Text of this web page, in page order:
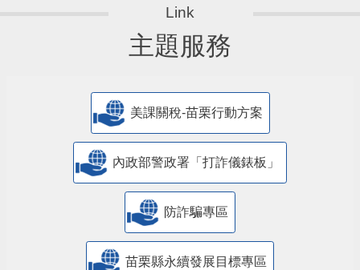
主題服務
美課關稅-苗栗行動方案
內政部警政署「打詐儀錶板」
防詐騙專區
苗栗縣永續發展目標專區